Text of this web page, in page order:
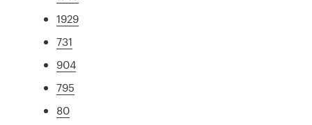
1929
731
904
795
80